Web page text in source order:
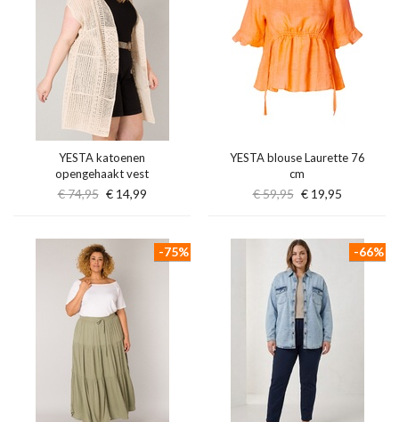
YESTA katoenen
opengehaakt vest
€ 74,95 € 14,99
YESTA blouse Laurette 76
cm
€ 59,95 € 19,95
-75% -66%